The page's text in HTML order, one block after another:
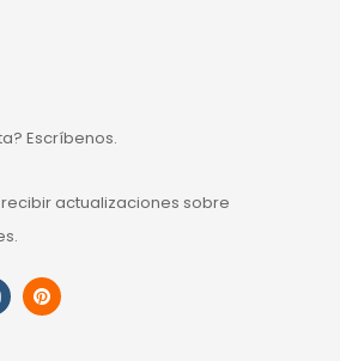
Escríbenos.
actualizaciones sobre